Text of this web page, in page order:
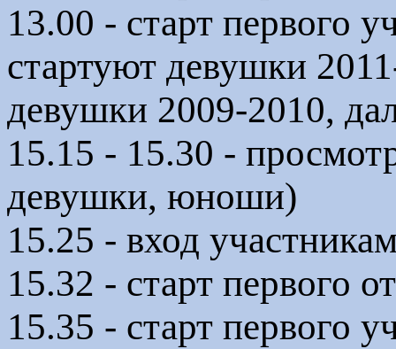
13.00 - старт первого
стартуют девушки
девушки 2009-2010,
15.15 - 15.30 -
девушки, юноши)
15.25 - вход
15.32 - старт первого
15.35 - старт первого